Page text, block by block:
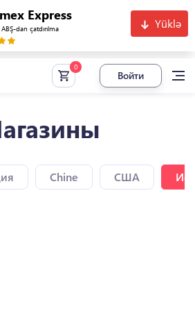
Express
dan çatdırılma Yüklə
Войти
Chine США